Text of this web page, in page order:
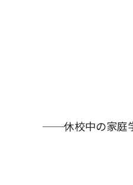
──休校中の家庭